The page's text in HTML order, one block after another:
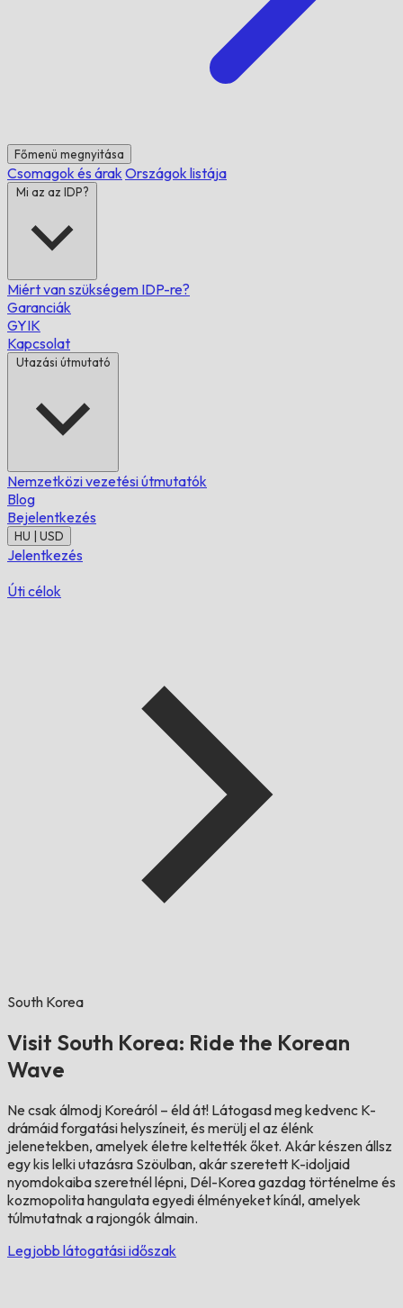
Főmenü megnyitása
Csomagok és árak Országok listája
Mi az az IDP?
Miért van szükségem IDP-re?
Garanciák
GYIK
Kapcsolat
Utazási útmutató
Nemzetközi vezetési útmutatók
Blog
Bejelentkezés
HU | USD
Jelentkezés
Úti célok
South Korea
Visit South Korea: Ride the Korean
Wave
Ne csak álmodj Koreáról – éld át! Látogasd meg kedvenc K-
drámáid forgatási helyszíneit, és merülj el az élénk
jelenetekben, amelyek életre keltették őket. Akár készen állsz
egy kis lelki utazásra Szöulban, akár szeretett K-idoljaid
nyomdokaiba szeretnél lépni, Dél-Korea gazdag történelme és
kozmopolita hangulata egyedi élményeket kínál, amelyek
túlmutatnak a rajongók álmain.
Legjobb látogatási időszak